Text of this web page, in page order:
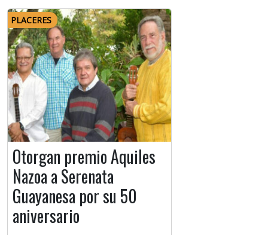
PLACERES
Otorgan premio Aquiles
Nazoa a Serenata
Guayanesa por su 50
aniversario